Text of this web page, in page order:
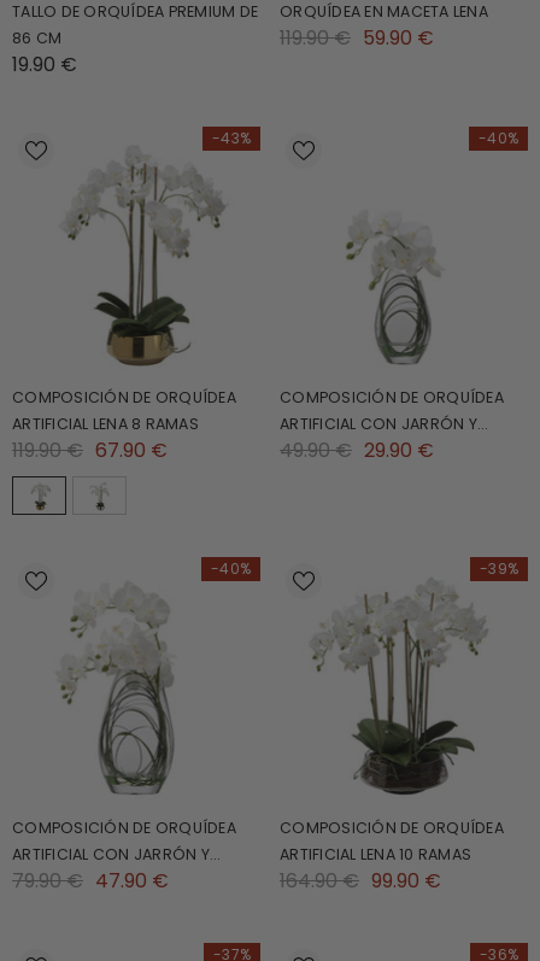
TALLO DE ORQUÍDEA PREMIUM DE
86 CM
19.90 €
ORQUÍDEA EN MACETA LENA
119.90 € 59.90 €
-43%
COMPOSICIÓN DE ORQUÍDEA
ARTIFICIAL LENA 8 RAMAS
119.90 € 67.90 €
-40%
COMPOSICIÓN DE ORQUÍDEA
ARTIFICIAL CON JARRÓN Y
HIERBA DE OSO 29CM
49.90 € 29.90 €
-40%
COMPOSICIÓN DE ORQUÍDEA
ARTIFICIAL CON JARRÓN Y
HIERBA DE OSO 46CM
79.90 € 47.90 €
-39%
COMPOSICIÓN DE ORQUÍDEA
ARTIFICIAL LENA 10 RAMAS
164.90 € 99.90 €
-37% -36%